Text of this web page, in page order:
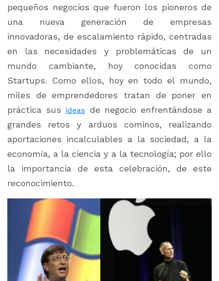
pequeños negocios que fueron los pioneros de
una nueva generación de empresas
innovadoras, de escalamiento rápido, centradas
en las necesidades y problemáticas de un
mundo cambiante, hoy conocidas como
Startups. Como ellos, hoy en todo el mundo,
miles de emprendedores tratan de poner en
práctica sus ideas de negocio enfrentándose a
grandes retos y arduos cominos, realizando
aportaciones incalculables a la sociedad, a la
economía, a la ciencia y a la tecnología; por ello
la importancia de esta celebración, de este
reconocimiento.